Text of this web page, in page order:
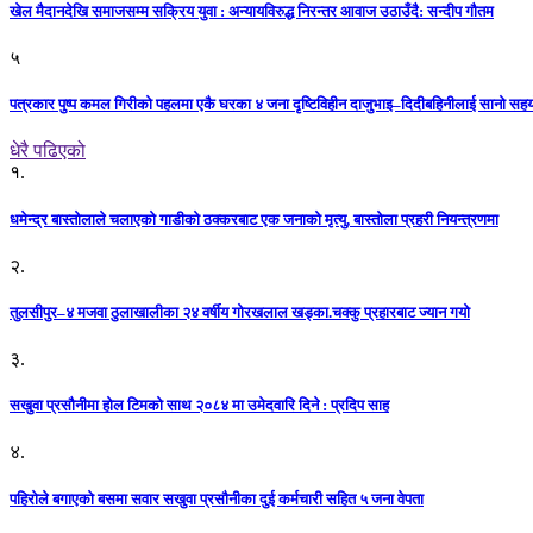
खेल मैदानदेखि समाजसम्म सक्रिय युवा : अन्यायविरुद्ध निरन्तर आवाज उठाउँदै: सन्दीप गौतम
५
पत्रकार पुष्प कमल गिरीको पहलमा एकै घरका ४ जना दृष्टिविहीन दाजुभाइ–दिदीबहिनीलाई सानो
धेरै पढिएको
१.
धमेन्द्र बास्तोलाले चलाएको गाडीको ठक्करबाट एक जनाको मृत्यु, बास्तोला प्रहरी नियन्त्रणमा
२.
तुलसीपुर–४ मजवा ठुलाखालीका २४ वर्षीय गोरखलाल खड्का.चक्कु प्रहारबाट ज्यान गयो
३.
सखुवा प्रसौनीमा होल टिमको साथ २०८४ मा उमेदवारि दिने : प्रदिप साह
४.
पहिराेले बगाएकाे बसमा सवार सखुवा प्रसाैनीका दुई कर्मचारी सहित ५ जना वेपता